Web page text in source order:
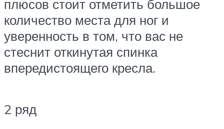
плюсов стоит отметить большое
количество места для ног и
уверенность в том, что вас не
стеснит откинутая спинка
впередистоящего кресла.
2 ряд